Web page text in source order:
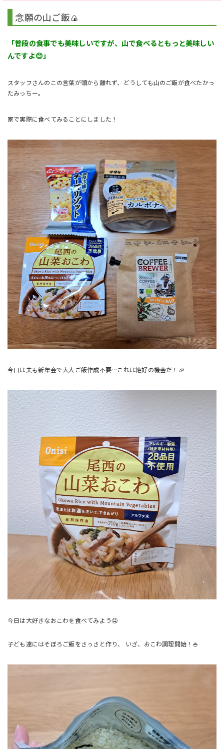
念願の山ご飯🍙
「普段の食事でも美味しいですが、山で食べるともっと美味しい
んですよ😊」
スタッフさんのこの言葉が頭から離れず、どうしても山のご飯が食べたかっ
たみっちー。
家で実際に食べてみることにしました！
今日は夫も新年会で大人ご飯作成不要…これは絶好の機会だ！🎉
今日は大好きなおこわを食べてみよう🤤
子ども達にはそぼろご飯をさっさと作り、 いざ、おこわ調理開始！🍚